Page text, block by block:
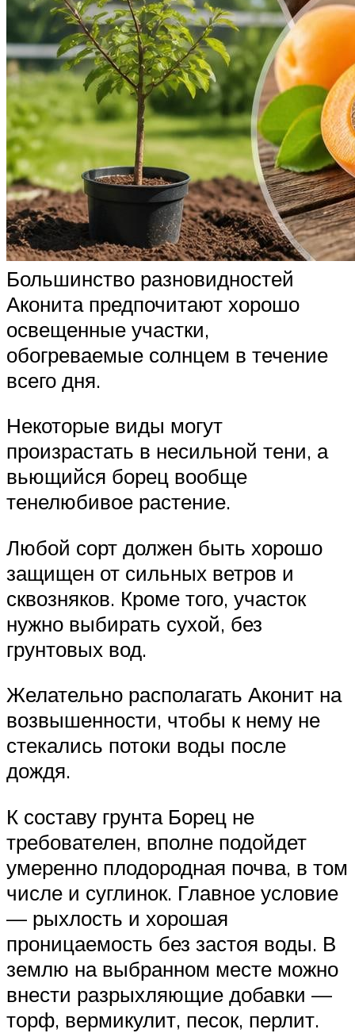
Большинство разновидностей
Аконита предпочитают хорошо
освещенные участки,
обогреваемые солнцем в течение
всего дня.
Некоторые виды могут
произрастать в несильной тени, а
вьющийся борец вообще
тенелюбивое растение.
Любой сорт должен быть хорошо
защищен от сильных ветров и
сквозняков. Кроме того, участок
нужно выбирать сухой, без
грунтовых вод.
Желательно располагать Аконит на
возвышенности, чтобы к нему не
стекались потоки воды после
дождя.
К составу грунта Борец не
требователен, вполне подойдет
умеренно плодородная почва, в том
числе и суглинок. Главное условие
— рыхлость и хорошая
проницаемость без застоя воды. В
землю на выбранном месте можно
внести разрыхляющие добавки —
торф, вермикулит, песок, перлит.